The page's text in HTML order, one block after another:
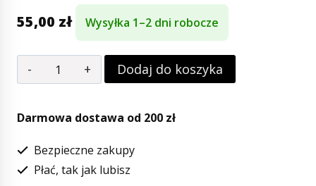
55,00 zł Wysyłka 1–2 dni robocze
Dodaj do koszyka
Darmowa dostawa od 200 zł
Bezpieczne zakupy
Płać, tak jak lubisz